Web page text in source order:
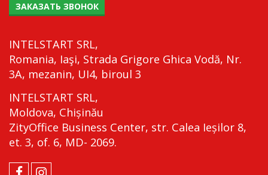
ЗАКАЗАТЬ ЗВОНОК
INTELSTART SRL,
Romania, Iaşi, Strada Grigore Ghica Vodă, Nr.
3A, mezanin, UI4, biroul 3
INTELSTART SRL,
Moldova, Chișinău
ZityOffice Business Center, str. Calea Ieșilor 8,
et. 3, of. 6, MD- 2069.